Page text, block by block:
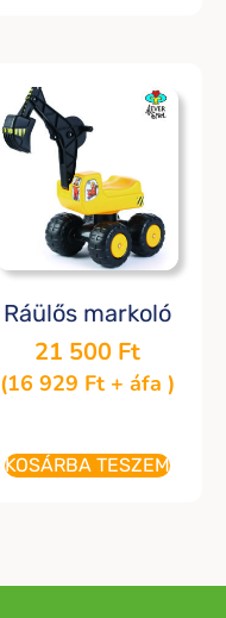
Ráülős markoló
21 500 Ft
(16 929 Ft+ áfa )
KOSÁRBA TESZEM